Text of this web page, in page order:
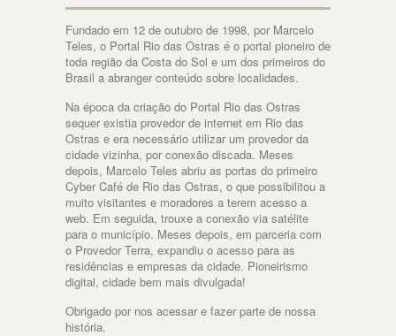
Fundado em 12 de outubro de 1998, por Marcelo
Teles, o Portal Rio das Ostras é o portal pioneiro de
toda região da Costa do Sol e um dos primeiros do
Brasil a abranger conteúdo sobre localidades.
Na época da criação do Portal Rio das Ostras
sequer existia provedor de internet em Rio das
Ostras e era necessário utilizar um provedor da
cidade vizinha, por conexão discada. Meses
depois, Marcelo Teles abriu as portas do primeiro
Cyber Café de Rio das Ostras, o que possibilitou a
muito visitantes e moradores a terem acesso a
web. Em seguida, trouxe a conexão via satélite
para o município. Meses depois, em parceria com
o Provedor Terra, expandiu o acesso para as
residências e empresas da cidade. Pioneirismo
digital, cidade bem mais divulgada!
Obrigado por nos acessar e fazer parte de nossa
história.